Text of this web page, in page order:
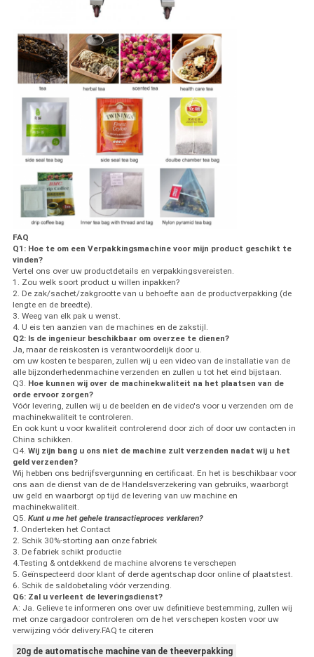
FAQ
Q1: Hoe te om een Verpakkingsmachine voor mijn product geschikt te
vinden?
Vertel ons over uw productdetails en verpakkingsvereisten.
1. Zou welk soort product u willen inpakken?
2. De zak/sachet/zakgrootte van u behoefte aan de productverpakking (de
lengte en de breedte).
3. Weeg van elk pak u wenst.
4. U eis ten aanzien van de machines en de zakstijl.
Q2: Is de ingenieur beschikbaar om overzee te dienen?
Ja, maar de reiskosten is verantwoordelijk door u.
om uw kosten te besparen, zullen wij u een video van de installatie van de
alle bijzonderhedenmachine verzenden en zullen u tot het eind bijstaan.
Q3. Hoe kunnen wij over de machinekwaliteit na het plaatsen van de
orde ervoor zorgen?
Vóór levering, zullen wij u de beelden en de video's voor u verzenden om de
machinekwaliteit te controleren.
En ook kunt u voor kwaliteit controlerend door zich of door uw contacten in
China schikken.
Q4. Wij zijn bang u ons niet de machine zult verzenden nadat wij u het
geld verzenden?
Wij hebben ons bedrijfsvergunning en certificaat. En het is beschikbaar voor
ons aan de dienst van de de Handelsverzekering van gebruiks, waarborgt
uw geld en waarborgt op tijd de levering van uw machine en
machinekwaliteit.
Q5. Kunt u me het gehele transactieproces verklaren?
1. Onderteken het Contact
2. Schik 30%-storting aan onze fabriek
3. De fabriek schikt productie
4.Testing & ontdekkend de machine alvorens te verschepen
5. Geïnspecteerd door klant of derde agentschap door online of plaatstest.
6. Schik de saldobetaling vóór verzending.
Q6: Zal u verleent de leveringsdienst?
A: Ja. Gelieve te informeren ons over uw definitieve bestemming, zullen wij
met onze cargadoor controleren om de het verschepen kosten voor uw
verwijzing vóór delivery.FAQ te citeren
20g de automatische machine van de theeverpakking